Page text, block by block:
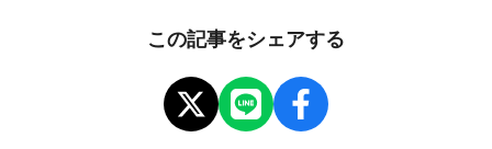
この記事をシェアする